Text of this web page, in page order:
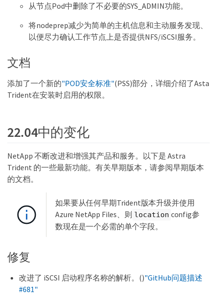
从节点Pod中删除了不必要的SYS_ADMIN功能。
将nodeprep减少为简单的主机信息和主动服务发现、
以便尽力确认工作节点上是否提供NFS/iSCSI服务。
文档
添加了一个新的"POD安全标准"(PSS)部分，详细介绍了Asta
Trident在安装时启用的权限。
22.04中的变化
NetApp 不断改进和增强其产品和服务。以下是 Astra
Trident 的一些最新功能。有关早期版本，请参阅早期版本
的文档。
如果要从任何早期Trident版本升级并使用
Azure NetApp Files、则 location config参
数现在是一个必需的单个字段。
修复
改进了 iSCSI 启动程序名称的解析。()"GitHub问题描述
#681"